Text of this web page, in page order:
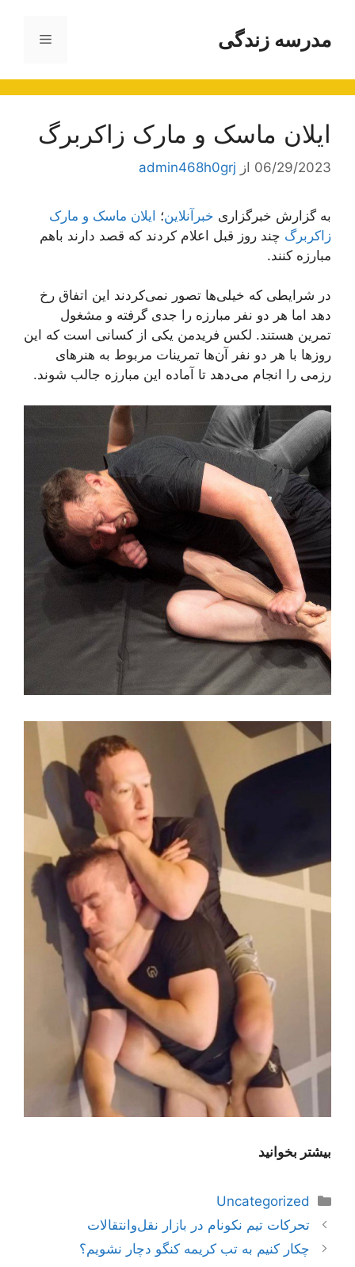
محتوامدرسه زندگی فهرست
ایلان ماسک و مارک زاکربرگ
06/29/2023 از admin468h0grj
به گزارش خبرگزاری خبرآنلاین؛ ایلان ماسک و مارک
زاکربرگ چند روز قبل اعلام کردند که قصد دارند باهم
مبارزه کنند.
در شرایطی که خیلی‌ها تصور نمی‌کردند این اتفاق رخ
دهد اما هر دو نفر مبارزه را جدی گرفته و مشغول
تمرین هستند. لکس فریدمن یکی از کسانی است که این
روزها با هر دو نفر آن‌ها تمرینات مربوط به هنرهای
رزمی را انجام می‌دهد تا آماده این مبارزه جالب شوند.
بیشتر بخوانید
دسته‌ها
Uncategorized
ناوبری
نوشته‌ها
تحرکات تیم نکونام در بازار نقل‌و‌انتقالات
چکار کنیم به تب کریمه کنگو دچار نشویم؟